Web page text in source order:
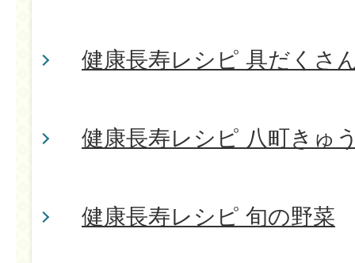
健康長寿レシピ 具だくさ
健康長寿レシピ 八町きゅ
健康長寿レシピ 旬の野菜